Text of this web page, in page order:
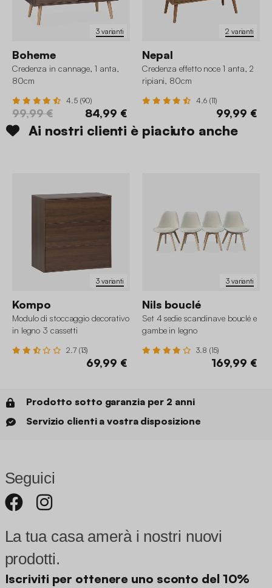
3 varianti
Boheme
Credenza in cannage, 1 anta,
80cm
4.5 (90)
99,99 € 84,99 €
2 varianti
Nepal
Credenza effetto noce 1 anta, 2
ripiani, 80cm
4.6 (11)
99,99 €
Ai nostri clienti è piaciuto anche
3 varianti
Kompo
Modulo di stoccaggio decorativo
in legno 3 cassetti
2.7 (13)
69,99 €
3 varianti
Nils bouclé
Set 4 sedie scandinave bouclé e
gambe in legno
3.8 (15)
169,99 €
Prodotto sotto garanzia per 2 anni
Servizio clienti a vostra disposizione
Seguici
La tua casa amerà i nostri nuovi
prodotti.
Iscriviti per ottenere uno sconto del 10%